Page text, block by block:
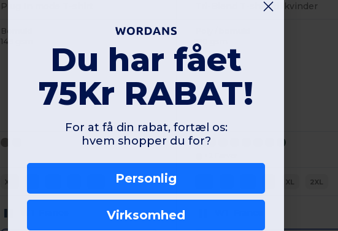
Plug In mode T-shirt
Bomuld
145 gsm
XS
Tri-Blend T-shirt til kvinder
130 gsm
XL 2XL
Du har fået
75Kr RABAT!
For at få din rabat, fortæl os:
hvem shopper du for?
Personlig
Virksomhed